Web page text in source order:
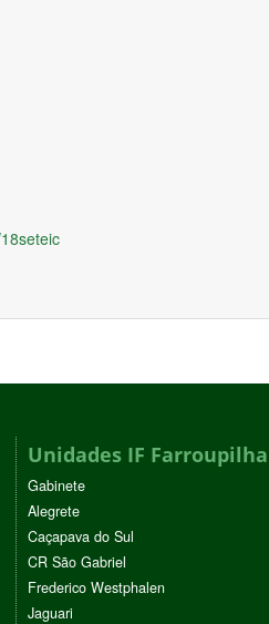
18seteic
Unidades IF Farroupilha
Gabinete
Alegrete
Caçapava do Sul
CR São Gabriel
Frederico Westphalen
Jaguari